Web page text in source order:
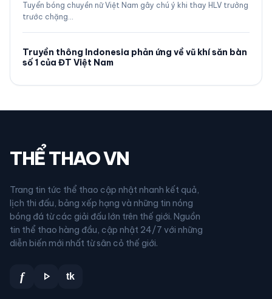
Tuyển bóng chuyền nữ Việt Nam gây chú ý khi thay HLV trưởng
trước chặng…
Truyền thông Indonesia phản ứng về vũ khí săn bàn
số 1 của ĐT Việt Nam
THỂ THAO VN
Trang tin tức thể thao cập nhật nhanh kết quả,
lịch thi đấu, bảng xếp hạng và những tin nóng
bóng đá từ các giải đấu lớn trên thế giới. Nguồn
tin thể thao hàng đầu, cập nhật 24/7 với những
diễn biến mới nhất từ sân cỏ thế giới.
f play_arrow tk